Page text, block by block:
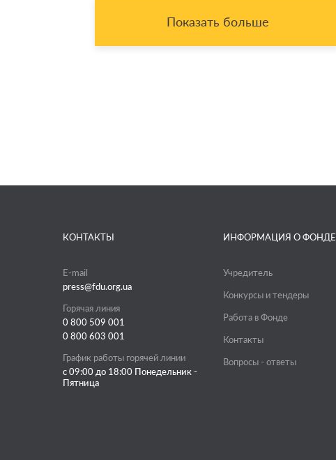
Показать больше
КОНТАКТЫ
E-mail
press@fdu.org.ua
Горячая линия
0 800 509 001
0 800 603 001
График работы горячей линии
с 09:00 до 18:00 Понедельник -
Пятница
ИНФОРМАЦИЯ О ФОНДЕ
Учредитель
Конкурсы и тендеры
Работа в Фонде
Контакты
Вопросы - ответы